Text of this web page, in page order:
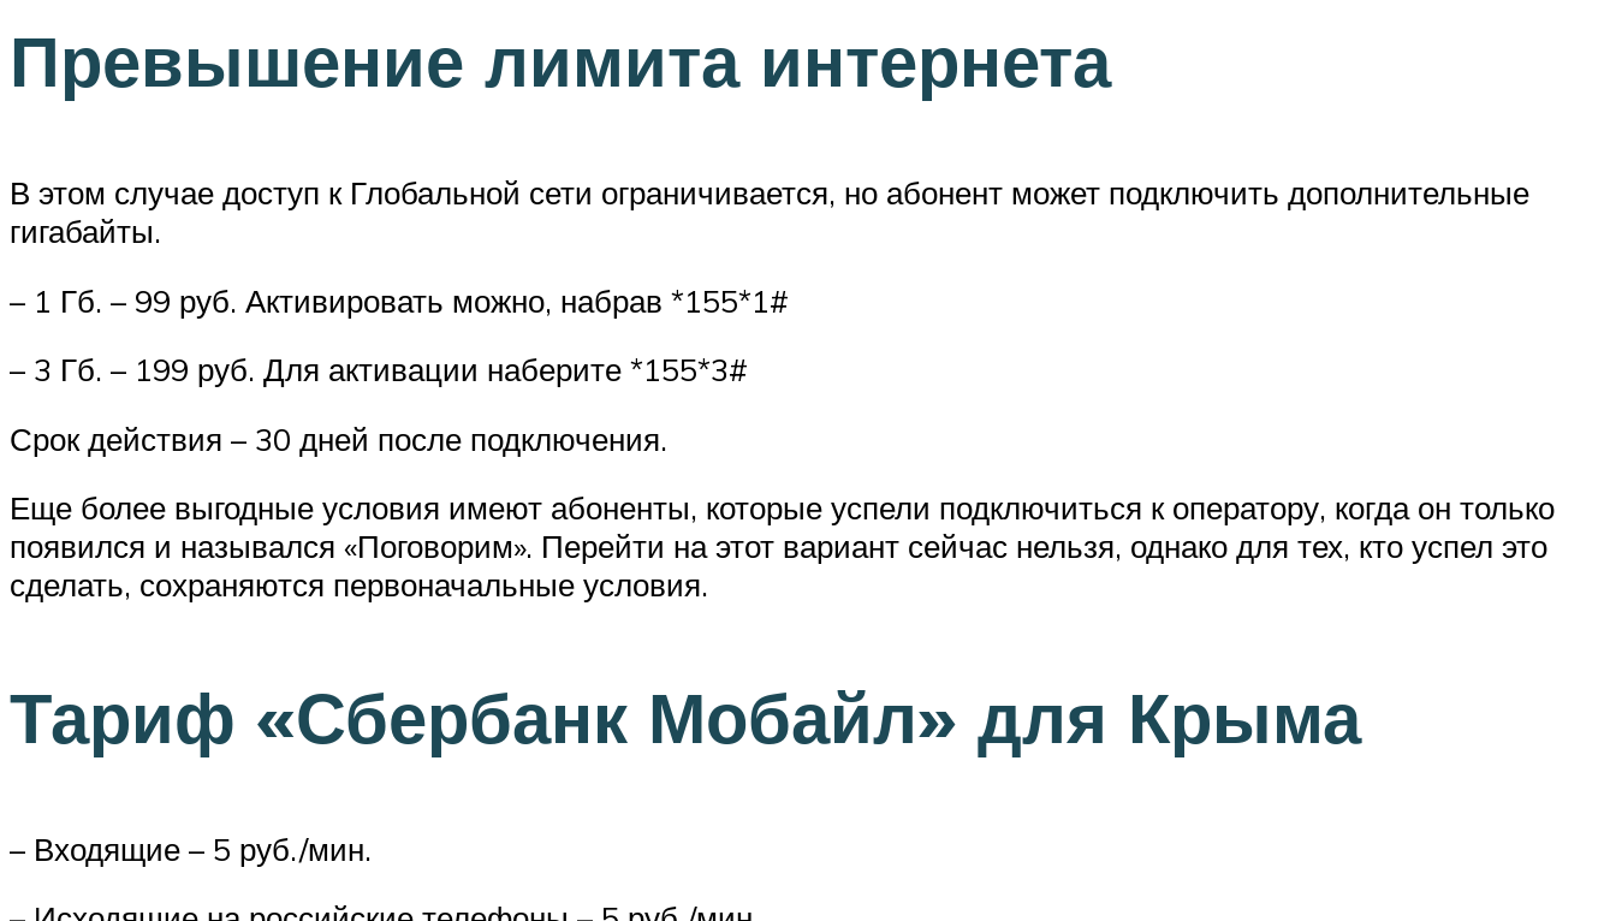
Превышение лимита интернета
В этом случае доступ к Глобальной сети ограничивается, но абонент может подключить дополнительные
гигабайты.
– 1 Гб. – 99 руб. Активировать можно, набрав *155*1#
– 3 Гб. – 199 руб. Для активации наберите *155*3#
Срок действия – 30 дней после подключения.
Еще более выгодные условия имеют абоненты, которые успели подключиться к оператору, когда он только
появился и назывался «Поговорим». Перейти на этот вариант сейчас нельзя, однако для тех, кто успел это
сделать, сохраняются первоначальные условия.
Тариф «Сбербанк Мобайл» для Крыма
– Входящие – 5 руб./мин.